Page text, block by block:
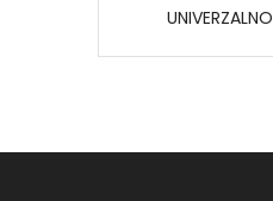
UNIVERZALNO